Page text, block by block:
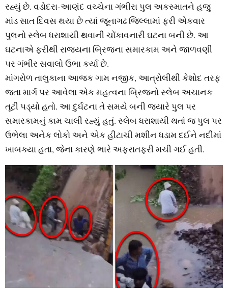
રહ્યું છે. વડોદરા-આણંદ વચ્ચેના ગંભીરા પુલ અકસ્માતને હજુ
માંડ સાત દિવસ થયા છે ત્યાં જૂનાગઢ જિલ્લામાં ફરી એકવાર
પુલનો સ્લેબ ધરાશાયી થવાની ચોંકાવનારી ઘટના બની છે. આ
ઘટનાએ ફરીથી રાજ્યના બ્રિજના સમારકામ અને જાળવણી
પર ગંભીર સવાલો ઉભા કર્યા છે.
માંગરોળ તાલુકાના આજક ગામ નજીક, આત્રોલીથી કેશોદ તરફ
જતા માર્ગ પર આવેલા એક મહત્વના બ્રિજનો સ્લેબ અચાનક
તૂટી પડ્યો હતો. આ દુર્ઘટના તે સમયે બની જ્યારે પુલ પર
સમારકામનું કામ ચાલી રહ્યું હતું. સ્લેબ ધરાશાયી થતાં જ પુલ પર
ઉભેલા અનેક લોકો અને એક હીટાચી મશીન ધડામ દઈને નદીમાં
ખાબક્યા હતા, જેના કારણે ભારે અફરાતફરી મચી ગઈ હતી.